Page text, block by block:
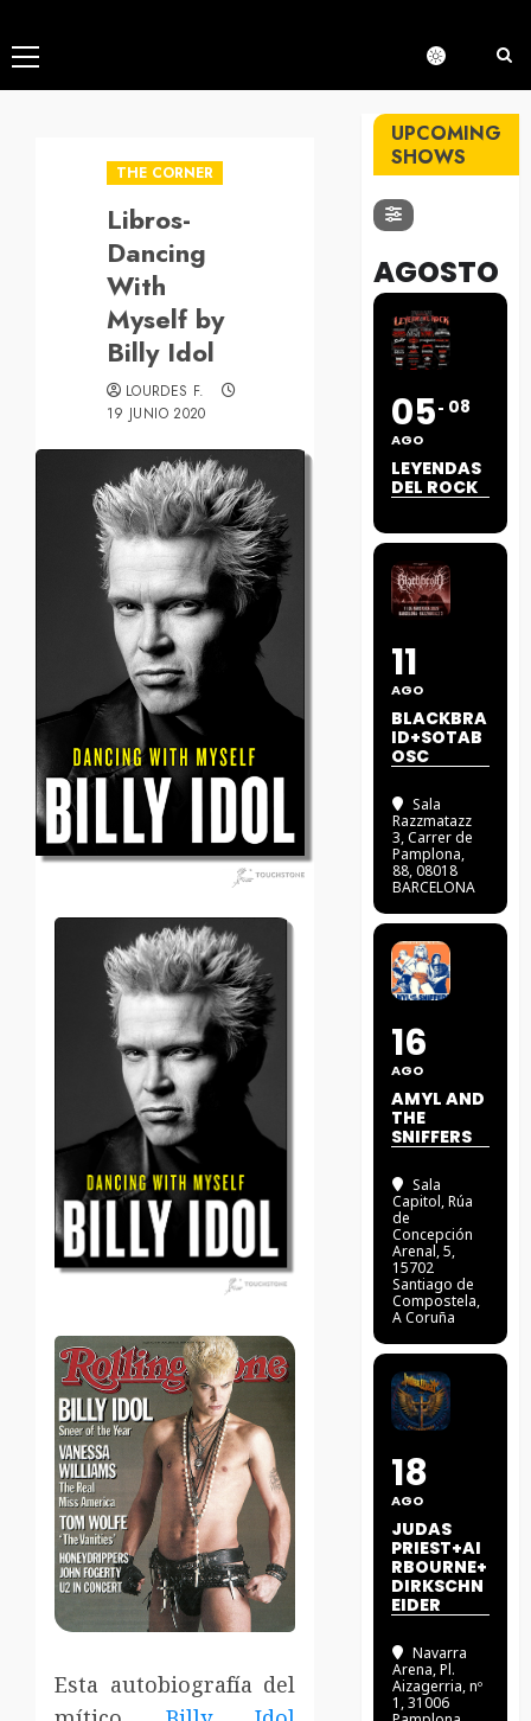
Menú
principal
THE CORNER
Libros-
Dancing
With
Myself by
Billy Idol
LOURDES F.
19 JUNIO 2020
Esta autobiografía del
UPCOMING
SHOWS
AGOSTO
05
AGO
08
LEYENDAS
DEL ROCK
11
AGO
BLACKBRA
ID+SOTAB
OSC
Sala
Razzmatazz
3, Carrer de
Pamplona,
88, 08018
BARCELONA
16
AGO
AMYL AND
THE
SNIFFERS
Sala
Capitol, Rúa
de
Concepción
Arenal, 5,
15702
Santiago de
Compostela,
A Coruña
18
AGO
JUDAS
PRIEST+AI
RBOURNE+
DIRKSCHN
EIDER
Navarra
Arena, Pl.
Aizagerria, nº
1, 31006